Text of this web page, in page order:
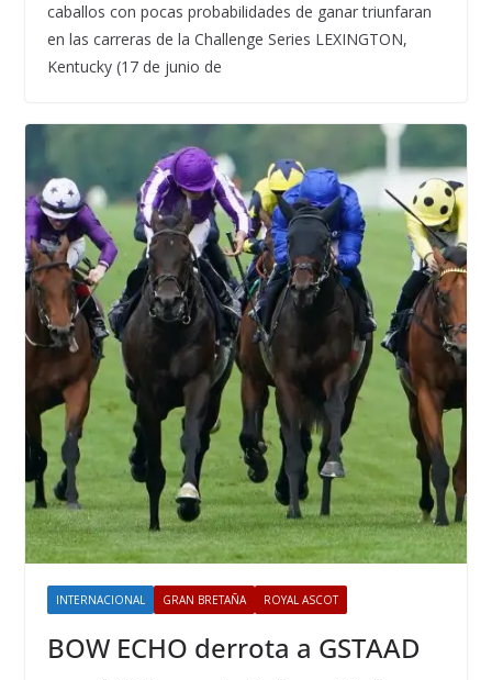
caballos con pocas probabilidades de ganar triunfaran
en las carreras de la Challenge Series LEXINGTON,
Kentucky (17 de junio de
INTERNACIONAL GRAN BRETAÑA ROYAL ASCOT
BOW ECHO derrota a GSTAAD